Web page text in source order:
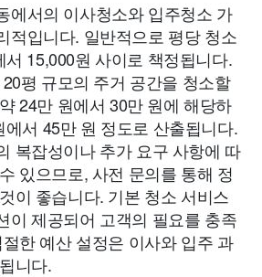
에서의 이사청소와 입주청소 가
적입니다. 일반적으로 평당 청소
서 15,000원 사이로 책정됩니다.
평 규모의 주거 공간을 청소할
24만 원에서 30만 원에 해당하
에서 45만 원 정도로 산출됩니다.
복잡성이나 추가 요구 사항에 따
있으므로, 사전 문의를 통해 정
이 좋습니다. 기본 청소 서비스
이 제공되어 고객의 필요를 충족
한 예산 설정은 이사와 입주 과
니다.